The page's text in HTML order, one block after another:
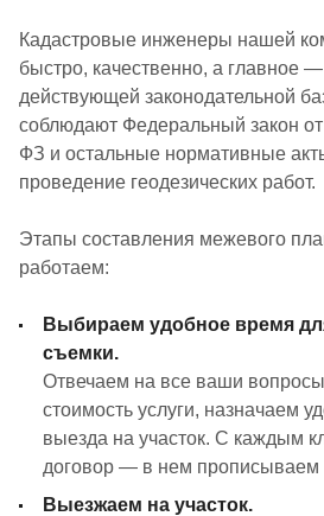
Кадастровые инженеры нашей
быстро, качественно, а главное
действующей законодательной
соблюдают Федеральный закон
ФЗ и остальные нормативные
проведение геодезических работ.
Этапы составления межевого
работаем:
Выбираем удобное время
съемки.
Отвечаем на все ваши
стоимость услуги, назначаем
выезда на участок. С каждым
договор — в нем прописываем
Выезжаем на участок.